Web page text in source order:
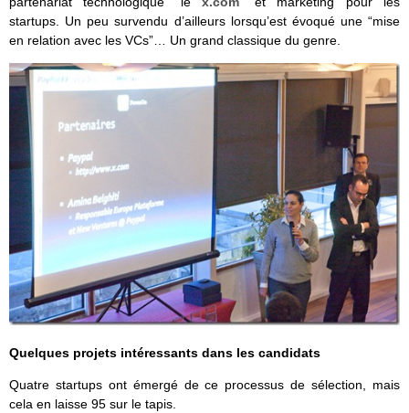
startups. Un peu survendu d’ailleurs lorsqu’est évoqué une “mise
en relation avec les VCs”… Un grand classique du genre.
Quelques projets intéressants dans les candidats
Quatre startups ont émergé de ce processus de sélection, mais
cela en laisse 95 sur le tapis.